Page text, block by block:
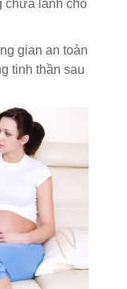
chữa lành cho
gian an toàn
tinh thần sau